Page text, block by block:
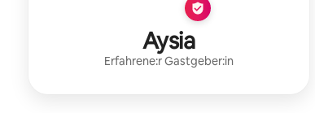
Aysia
Erfahrene:r Gastgeber:in